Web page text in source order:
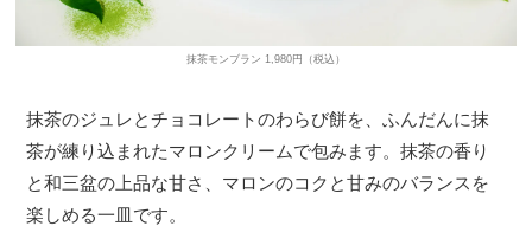
抹茶モンブラン 1,980円（税込）
抹茶のジュレとチョコレートのわらび餅を、ふんだんに抹
茶が練り込まれたマロンクリームで包みます。抹茶の香り
と和三盆の上品な甘さ、マロンのコクと甘みのバランスを
楽しめる一皿です。